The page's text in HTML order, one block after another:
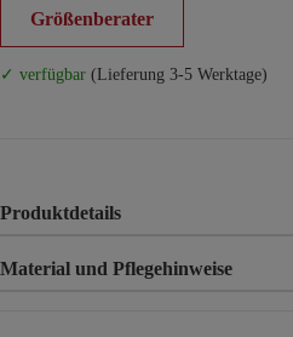
Größenberater
✓ verfügbar (Lieferung 3-5 Werktage)
Produktdetails
Material und Pflegehinweise